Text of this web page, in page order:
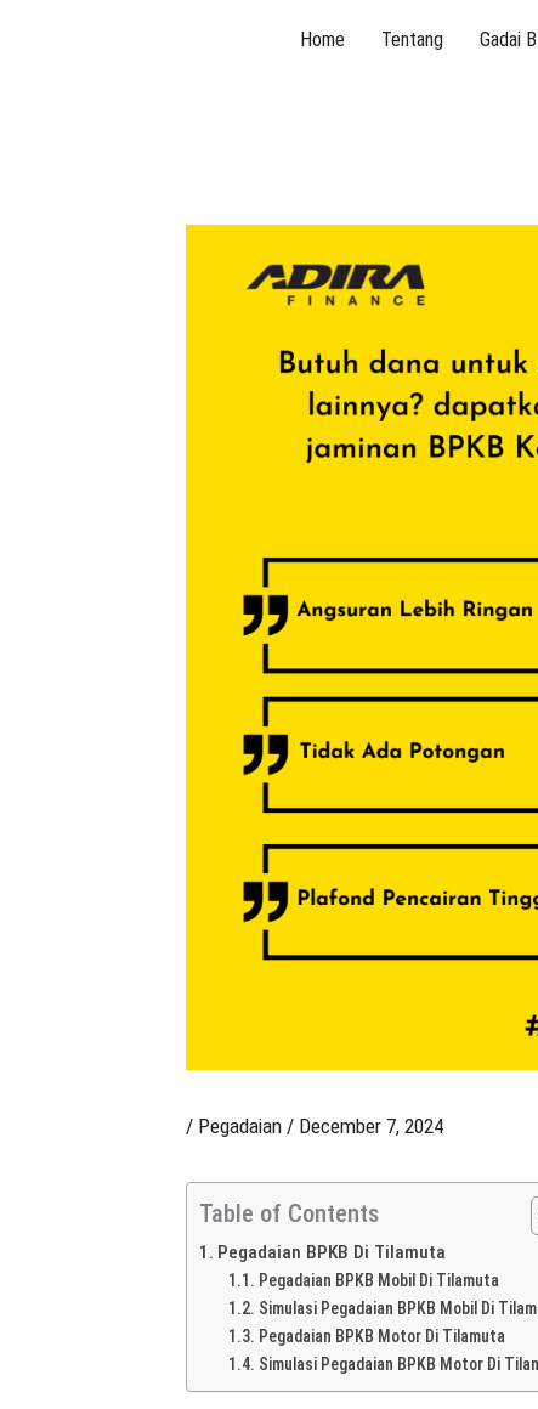
Home Tentang Gadai
/ Pegadaian / December 7, 2024
Table of Contents
Pegadaian BPKB Di Tilamuta
Pegadaian BPKB Mobil Di Tilamuta
Simulasi Pegadaian BPKB Mobil Di
Pegadaian BPKB Motor Di Tilamuta
Simulasi Pegadaian BPKB Motor Di